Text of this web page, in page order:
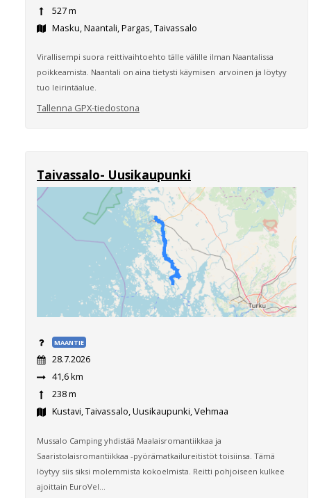
527 m
Masku, Naantali, Pargas, Taivassalo
Virallisempi suora reittivaihtoehto tälle välille ilman Naantalissa
poikkeamista. Naantali on aina tietysti käymisen arvoinen ja löytyy
tuo leirintäalue.
Tallenna GPX-tiedostona
Taivassalo- Uusikaupunki
MAANTIE
28.7.2026
41,6 km
238 m
Kustavi, Taivassalo, Uusikaupunki, Vehmaa
Mussalo Camping yhdistää Maalaisromantiikkaa ja
Saaristolaisromantiikkaa -pyörämatkailureitistöt toisiinsa. Tämä
löytyy siis siksi molemmista kokoelmista. Reitti pohjoiseen kulkee
ajoittain EuroVel...